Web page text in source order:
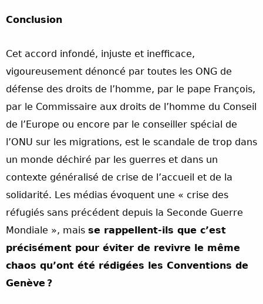
Conclusion
Cet accord infondé, injuste et inefficace,
vigoureusement dénoncé par toutes les ONG de
défense des droits de l’homme, par le pape François,
par le Commissaire aux droits de l’homme du Conseil
de l’Europe ou encore par le conseiller spécial de
l’ONU sur les migrations, est le scandale de trop dans
un monde déchiré par les guerres et dans un
contexte généralisé de crise de l’accueil et de la
solidarité. Les médias évoquent une « crise des
réfugiés sans précédent depuis la Seconde Guerre
Mondiale », mais se rappellent-ils que c’est
précisément pour éviter de revivre le même
chaos qu’ont été rédigées les Conventions de
Genève ?